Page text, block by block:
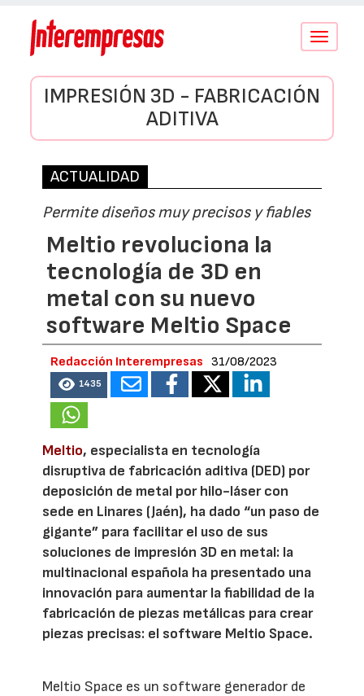
Conmutar
IMPRESIÓN 3D - FABRICACIÓN
ADITIVA
ACTUALIDAD
Permite diseños muy precisos y fiables
Meltio revoluciona la
tecnología de 3D en
metal con su nuevo
software Meltio Space
Redacción Interempresas 31/08/2023
1435
Meltio, especialista en tecnología
disruptiva de fabricación aditiva (DED) por
deposición de metal por hilo-láser con
sede en Linares (Jaén), ha dado “un paso de
gigante” para facilitar el uso de sus
soluciones de impresión 3D en metal: la
multinacional española ha presentado una
innovación para aumentar la fiabilidad de la
fabricación de piezas metálicas para crear
piezas precisas: el software Meltio Space.
Meltio Space es un software generador de